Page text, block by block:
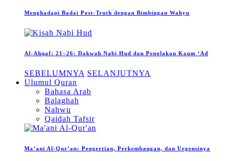
Menghadapi Badai Post-Truth dengan Bimbingan Wahyu
Al-Ahqaf: 21–26: Dakwah Nabi Hud dan Penolakan Kaum ‘Ad
SEBELUMNYA SELANJUTNYA
Ulumul Quran
Bahasa Arab
Balaghah
Nahwu
Qaidah Tafsir
Ma’ani Al-Qur’an: Pengertian, Perkembangan, dan Urgensinya